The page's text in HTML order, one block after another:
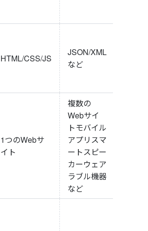
HTML/CSS/JS
JSON/XML
など
1つのWebサ
イト
複数の
Webサイ
トモバイル
アプリスマ
ートスピー
カーウェア
ラブル機器
など